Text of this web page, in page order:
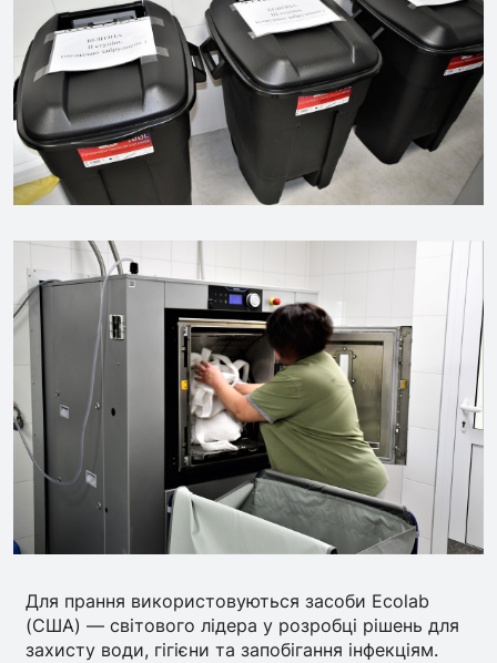
Для прання використовуються засоби Ecolab
(США) — світового лідера у розробці рішень для
захисту води, гігієни та запобігання інфекціям.